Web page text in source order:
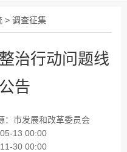
> 调查征集
治行动问题线
告
市发展和改革委员会
13 00:00
30 00:00